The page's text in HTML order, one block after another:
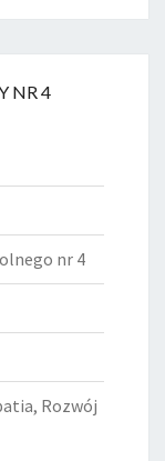
NR 4
nr 4
Rozwój